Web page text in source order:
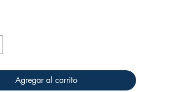
Agregar al carrito